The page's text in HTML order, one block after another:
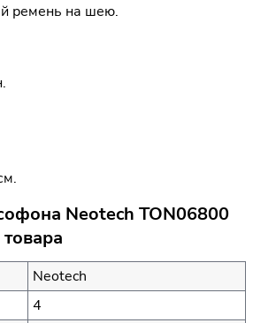
ремень на шею.
Neotech TON06800
Neotech
4